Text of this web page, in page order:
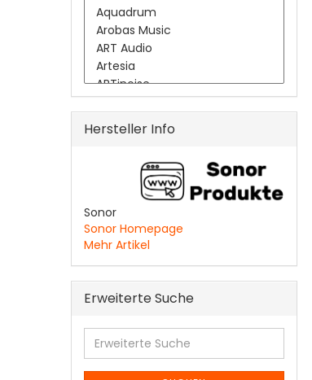
Hersteller Info
Sonor
Sonor Homepage
Mehr Artikel
Erweiterte Suche
Erweiterte
Suche